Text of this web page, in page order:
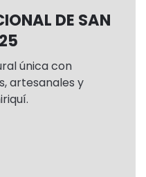
DE SAN
única con
artesanales y